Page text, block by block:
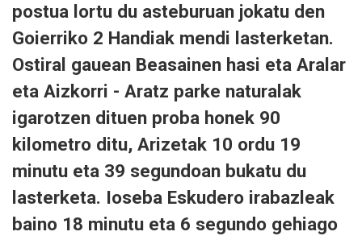
postua lortu du asteburuan jokatu den
Goierriko 2 Handiak mendi lasterketan.
Ostiral gauean Beasainen hasi eta Aralar
eta Aizkorri - Aratz parke naturalak
igarotzen dituen proba honek 90
kilometro ditu, Arizetak 10 ordu 19
minutu eta 39 segundoan bukatu du
lasterketa. Ioseba Eskudero irabazleak
baino 18 minutu eta 6 segundo gehiago